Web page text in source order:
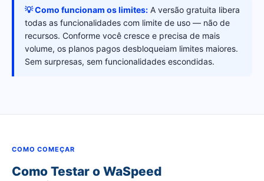
💡 Como funcionam os limites: A versão gratuita libera
todas as funcionalidades com limite de uso — não de
recursos. Conforme você cresce e precisa de mais
volume, os planos pagos desbloqueiam limites maiores.
Sem surpresas, sem funcionalidades escondidas.
COMO COMEÇAR
Como Testar o WaSpeed